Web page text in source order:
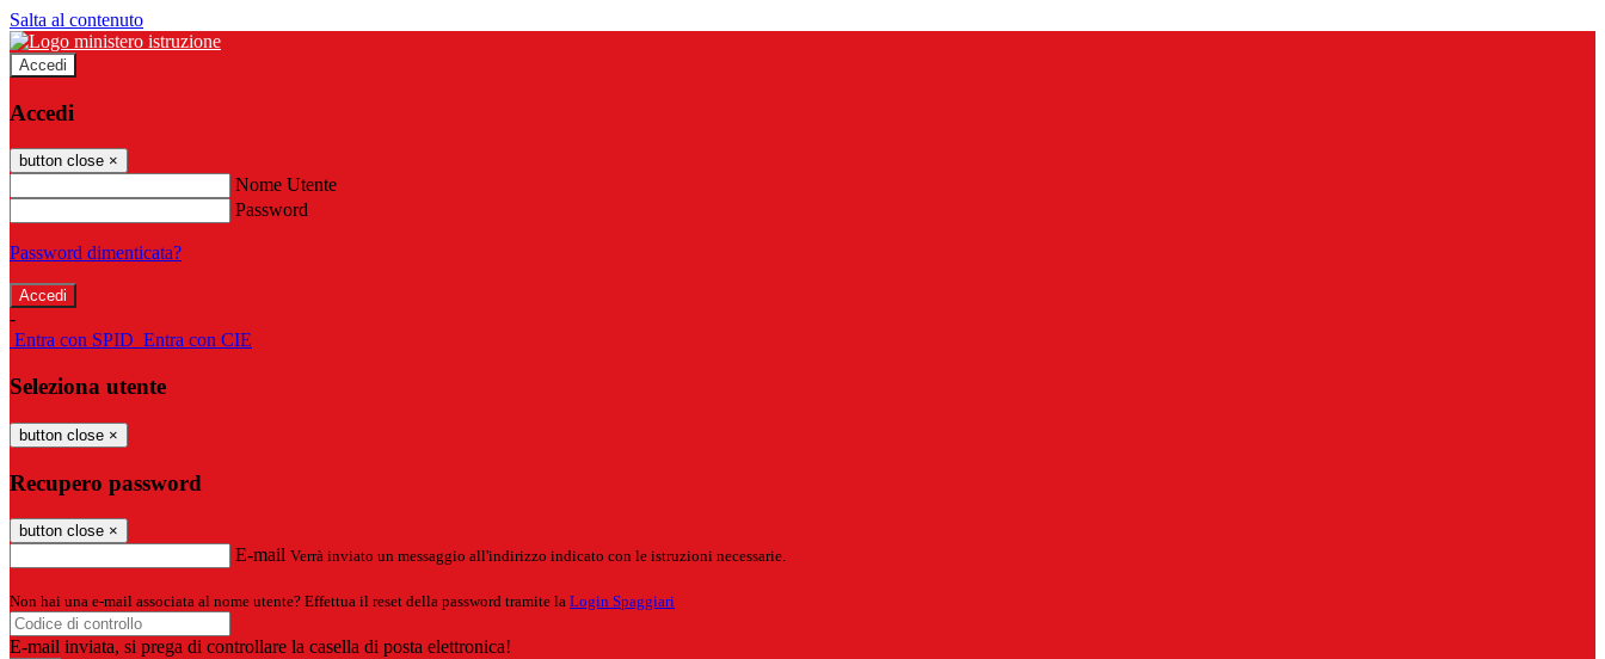
Salta al contenuto
Accedi
Accedi
button close ×
Nome Utente
Password
Password dimenticata?
-
Entra con SPID Entra con CIE
Seleziona utente
button close ×
Recupero password
button close ×
E-mail Verrà inviato un messaggio all'indirizzo indicato con le istruzioni necessarie.
Non hai una e-mail associata al nome utente? Effettua il reset della password tramite la Login Spaggiari
E-mail inviata, si prega di controllare la casella di posta elettronica!